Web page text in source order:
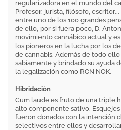
regularizadora en el mundo del
Profesor, jurista, filósofo,
entre uno de los 100 grandes
de ello, por si fuera poco, D.
movimiento cannábico actual y
los pioneros en la lucha por los
de cannabis. Además de todo
sabiamente y brindado su ayuda
la legalización como RCN NOK.
Hibridación
Cum laude es fruto de una triple
alto componente sativo.
fueron donados con la intención
selectivos entre ellos y